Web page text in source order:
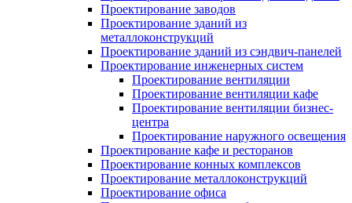
Проектирование заводов
Проектирование зданий из
металлоконструкций
Проектирование зданий из сэндвич-панелей
Проектирование инженерных систем
Проектирование вентиляции
Проектирование вентиляции кафе
Проектирование вентиляции бизнес-
центра
Проектирование наружного освещения
Проектирование кафе и ресторанов
Проектирование конных комплексов
Проектирование металлоконструкций
Проектирование офиса